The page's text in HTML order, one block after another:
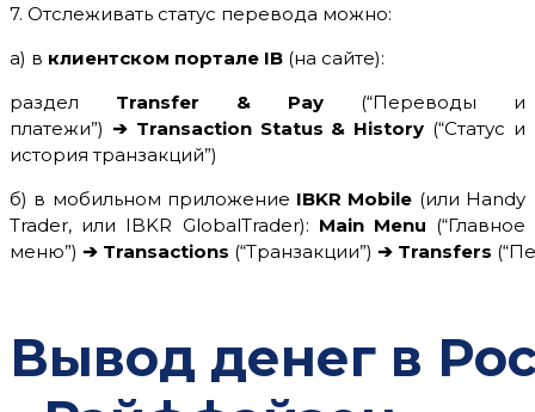
7. Отслеживать статус перевода можно:
а) в клиентском портале IB (на сайте):
раздел Transfer & Pay (“Переводы и
платежи”) ➔ Transaction Status & History (“Статус и
история транзакций”)
б) в мобильном приложение IBKR Mobile (или Handy
Trader, или IBKR GlobalTrader): Main Menu (“Главное
меню”) ➔ Transactions (“Транзакции”) ➔ Transfers
Вывод денег в